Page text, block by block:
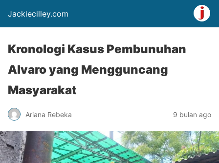
Jackiecilley.com
Kronologi Kasus Pembunuhan
Alvaro yang Mengguncang
Masyarakat
Ariana Rebeka 9 bulan ago